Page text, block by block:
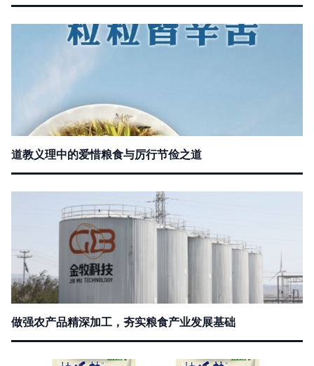
道教义理中的爱惜粮食与厉行节俭之道
做强农产品精深加工，夯实粮食产业发展基础